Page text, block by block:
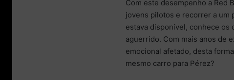
Com este desempenho a Red
jovens pilotos e recorrer a um
estava disponível, conhece os
aguerrido. Com mais anos de
emocional afetado, desta
mesmo carro para Pérez?